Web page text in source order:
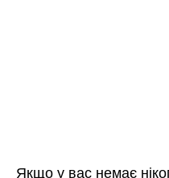
Якщо у вас немає